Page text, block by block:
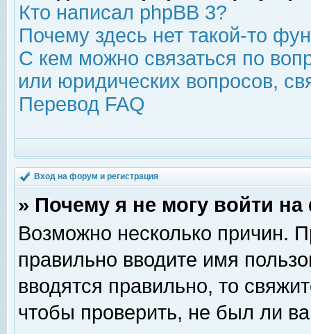
Кто написал phpBB 3?
Почему здесь нет такой-то
С кем можно связаться по
или юридических вопросов,
Перевод FAQ
Вход на форум и регистрация
» Почему я не могу войти
Возможно несколько причин.
правильно вводите имя
вводятся правильно, то
чтобы проверить, не был ли